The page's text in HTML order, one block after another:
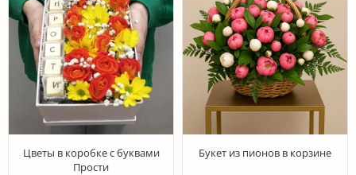
Цветы в коробке с буквами
Прости
Букет из пионов в корзине